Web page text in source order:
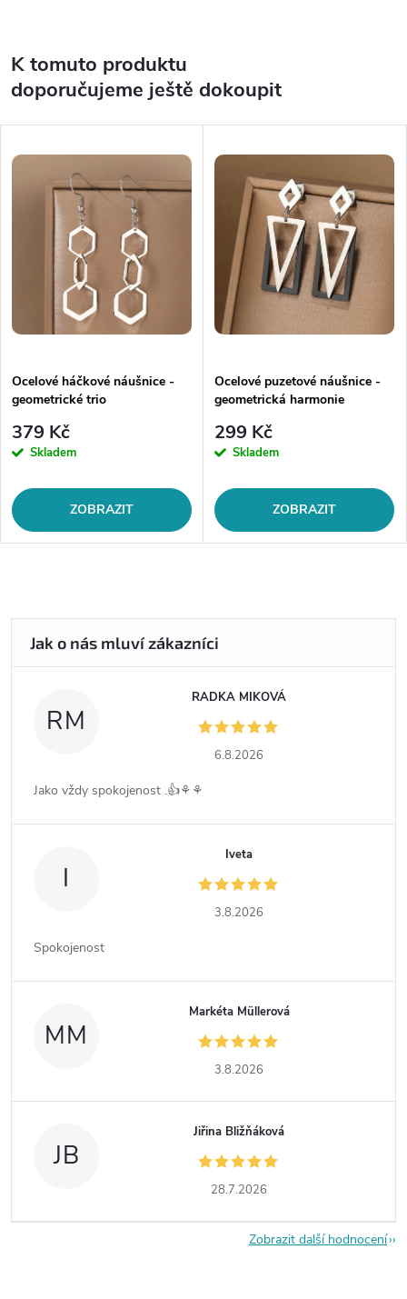
K tomuto produktu
doporučujeme ještě dokoupit
Ocelové háčkové náušnice -
geometrické trio
379 Kč
Skladem
ZOBRAZIT
Ocelové puzetové náušnice -
geometrická harmonie
299 Kč
Skladem
ZOBRAZIT
RM
RADKA MIKOVÁ
6.8.2026
Jako vždy spokojenost .👍⚘️⚘️
I
Iveta
3.8.2026
Spokojenost
MM
Markéta Müllerová
3.8.2026
JB
Jiřina Bližňáková
28.7.2026
Zobrazit další hodnocení